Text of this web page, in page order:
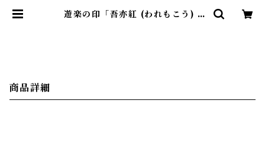
遊楽の印「吾亦紅 (われもこう) /
商品詳細